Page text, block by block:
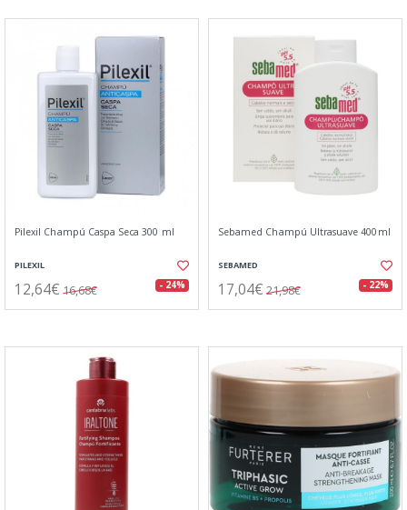
Pilexil Champú Caspa Seca 300 ml
PILEXIL
12,64€ 16,68€ - 24%
Sebamed Champú Ultrasuave 400ml
SEBAMED
17,04€ 21,98€ - 22%